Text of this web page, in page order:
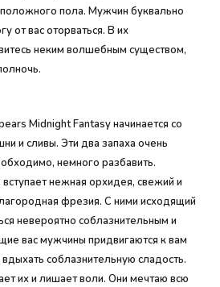
пола. Мужчин буквально
от вас оторваться. В их
неким волшебным существом,
Midnight Fantasy начинается со
и сливы. Эти два запаха очень
немного разбавить.
нежная орхидея, свежий и
фрезия. С ними исходящий
невероятно соблазнительным и
вас мужчины придвигаются к вам
соблазнительную сладость.
их и лишает воли. Они мечтаю всю